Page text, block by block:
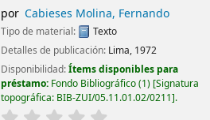
por Cabieses Molina, Fernando
Tipo de material:
Texto
Detalles de publicación: Lima, 1972
Disponibilidad:Ítems disponibles para
préstamo: Fondo Bibliográfico(1) Signatura
topográfica: BIB-ZUI/05.11.01.02/0211 .